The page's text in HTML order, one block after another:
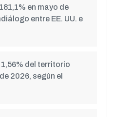
en mayo de
entre EE. UU. e
del territorio
2026, según el